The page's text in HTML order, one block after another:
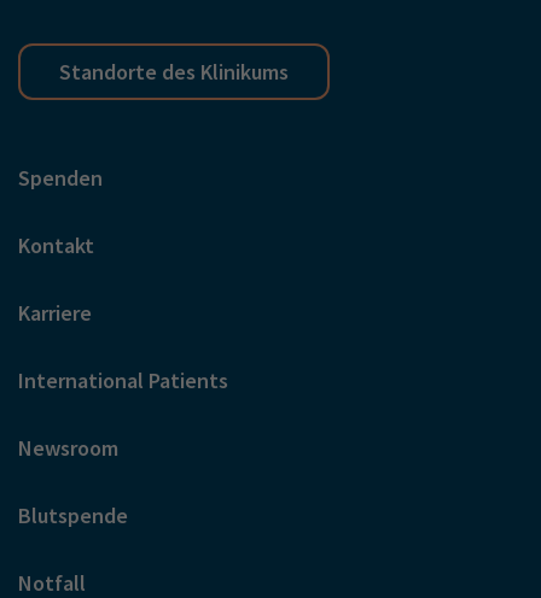
Standorte des Klinikums
Spenden
Kontakt
Karriere
International Patients
Newsroom
Blutspende
Notfall